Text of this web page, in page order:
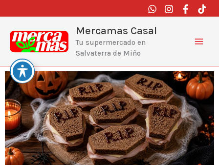
al
contenido
Mercamas Casal
Tu supermercado en
Salvaterra de Miño